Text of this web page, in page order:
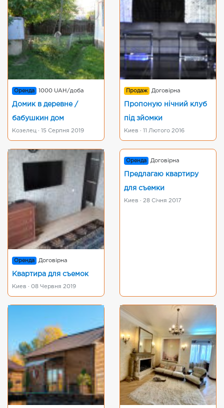
Оренда 1000 UAH/доба
Домик в деревне /
бабушкин дом
Козелец · 15 Серпня 2019
Продаж Договірна
Пропоную нічний клуб
під зйомки
Киев · 11 Лютого 2016
Оренда Договірна
Квартира для съемок
Киев · 08 Червня 2019
Оренда Договірна
Предлагаю квартиру
для съемки
Киев · 28 Січня 2017